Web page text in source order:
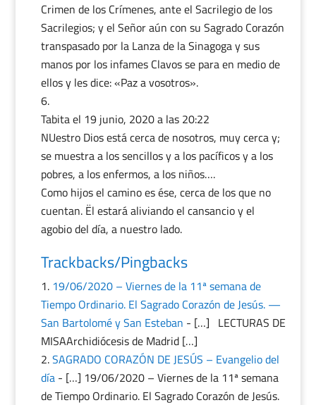
Crimen de los Crímenes, ante el Sacrilegio de los
Sacrilegios; y el Señor aún con su Sagrado Corazón
transpasado por la Lanza de la Sinagoga y sus
manos por los infames Clavos se para en medio de
ellos y les dice: «Paz a vosotros».
Tabitael 19 junio, 2020 a las 20:22
NUestro Dios está cerca de nosotros, muy cerca y;
se muestra a los sencillos y a los pacíficos y a los
pobres, a los enfermos, a los niños….
Como hijos el camino es ése, cerca de los que no
cuentan. Ël estará aliviando el cansancio y el
agobio del día, a nuestro lado.
Trackbacks/Pingbacks
19/06/2020 – Viernes de la 11ª semana de
Tiempo Ordinario. El Sagrado Corazón de Jesús. —
San Bartolomé y San Esteban - […] LECTURAS DE
MISAArchidiócesis de Madrid […]
SAGRADO CORAZÓN DE JESÚS – Evangelio del
día- […] 19/06/2020 – Viernes de la 11ª semana
de Tiempo Ordinario. El Sagrado Corazón de Jesús.